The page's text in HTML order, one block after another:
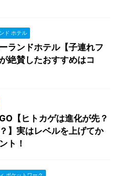
ド ホテル
ランドホテル【子連れフ
絶賛したおすすめはコ
【ヒトカゲは進化が先？
】実はレベルを上げてか
ト！